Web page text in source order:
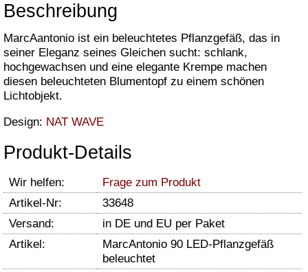
Beschreibung
MarcAantonio ist ein beleuchtetes Pflanzgefäß, das in
seiner Eleganz seines Gleichen sucht: schlank,
hochgewachsen und eine elegante Krempe machen
diesen beleuchteten Blumentopf zu einem schönen
Lichtobjekt.
Design: NAT WAVE
Produkt-Details
Wir helfen:
Frage zum Produkt
Artikel-Nr:
33648
Versand:
in DE und EU per Paket
Artikel:
MarcAntonio 90 LED-Pflanzgefäß
beleuchtet